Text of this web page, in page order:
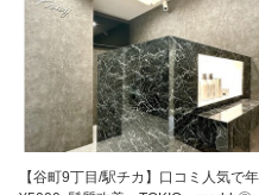
【谷町9丁目/駅チカ】口コミ人気